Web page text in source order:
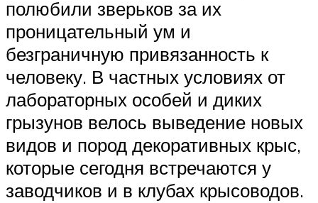
полюбили зверьков за их
проницательный ум и
безграничную привязанность к
человеку. В частных условиях от
лабораторных особей и диких
грызунов велось выведение новых
видов и пород декоративных крыс,
которые сегодня встречаются у
заводчиков и в клубах крысоводов.